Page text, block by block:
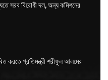
সরব বিরোধী দল, অন্য কমিশনের
করতে প্রতিমন্ত্রী শরীফুল আলমের